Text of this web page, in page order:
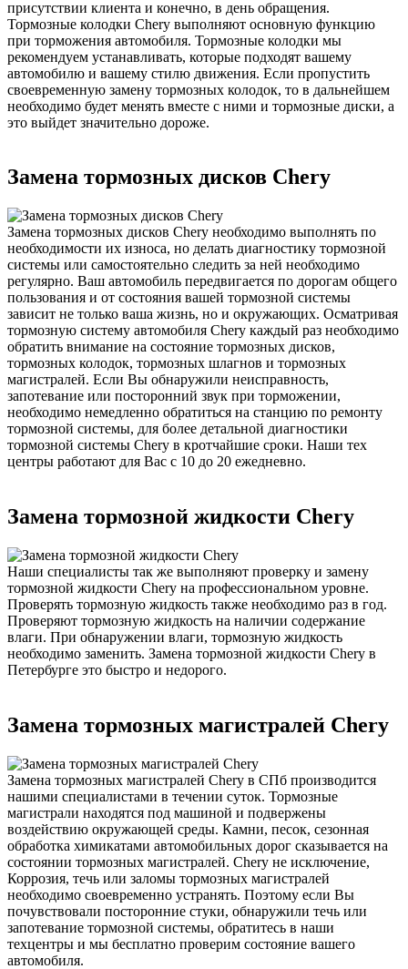
присутствии клиента и конечно, в день обращения.
Тормозные колодки Chery выполняют основную функцию
при торможения автомобиля. Тормозные колодки мы
рекомендуем устанавливать, которые подходят вашему
автомобилю и вашему стилю движения. Если пропустить
своевременную замену тормозных колодок, то в дальнейшем
необходимо будет менять вместе с ними и тормозные диски, а
это выйдет значительно дороже.
Замена тормозных дисков Chery
Замена тормозных дисков Chery необходимо выполнять по
необходимости их износа, но делать диагностику тормозной
системы или самостоятельно следить за ней необходимо
регулярно. Ваш автомобиль передвигается по дорогам общего
пользования и от состояния вашей тормозной системы
зависит не только ваша жизнь, но и окружающих. Осматривая
тормозную систему автомобиля Chery каждый раз необходимо
обратить внимание на состояние тормозных дисков,
тормозных колодок, тормозных шлагнов и тормозных
магистралей. Если Вы обнаружили неисправность,
запотевание или посторонний звук при торможении,
необходимо немедленно обратиться на станцию по ремонту
тормозной системы, для более детальной диагностики
тормозной системы Chery в кротчайшие сроки. Наши тех
центры работают для Вас с 10 до 20 ежедневно.
Замена тормозной жидкости Chery
Наши специалисты так же выполняют проверку и замену
тормозной жидкости Chery на профессиональном уровне.
Проверять тормозную жидкость также необходимо раз в год.
Проверяют тормозную жидкость на наличии содержание
влаги. При обнаружении влаги, тормозную жидкость
необходимо заменить. Замена тормозной жидкости Chery в
Петербурге это быстро и недорого.
Замена тормозных магистралей Chery
Замена тормозных магистралей Chery в СПб производится
нашими специалистами в течении суток. Тормозные
магистрали находятся под машиной и подвержены
воздействию окружающей среды. Камни, песок, сезонная
обработка химикатами автомобильных дорог сказывается на
состоянии тормозных магистралей. Chery не исключение,
Коррозия, течь или заломы тормозных магистралей
необходимо своевременно устранять. Поэтому если Вы
почувствовали посторонние стуки, обнаружили течь или
запотевание тормозной системы, обратитесь в наши
техцентры и мы бесплатно проверим состояние вашего
автомобиля.